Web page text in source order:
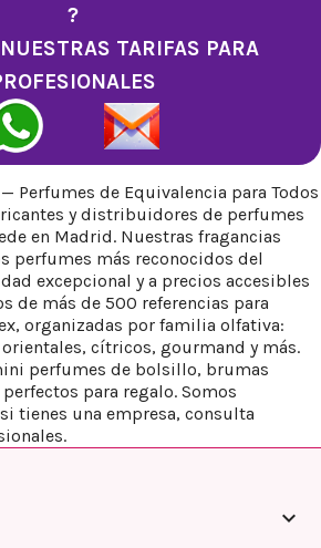
?
TARIFAS PARA
Perfumes de Equivalencia para Todos
y distribuidores de perfumes
en Madrid. Nuestras fragancias
perfumes más reconocidos del
excepcional y a precios accesibles
de más de 500 referencias para
organizadas por familia olfativa:
cítricos, gourmand y más.
perfumes de bolsillo, brumas
para regalo. Somos
tienes una empresa, consulta
